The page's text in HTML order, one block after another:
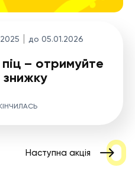
до 05.01.2026
– отримуйте
знижку
Наступна акція